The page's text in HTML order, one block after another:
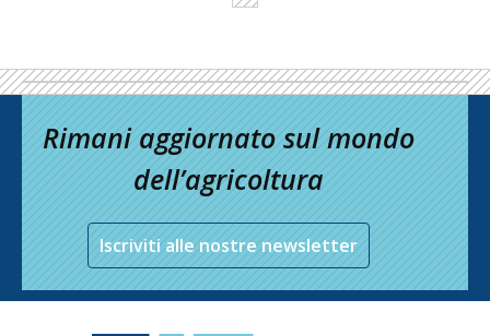
Rimani aggiornato sul mondo
dell’agricoltura
Iscriviti alle nostre newsletter